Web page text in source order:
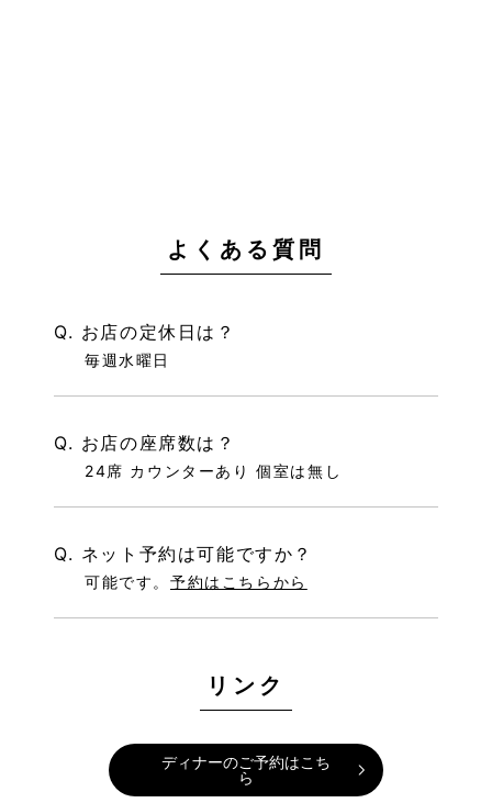
よくある質問
Q. お店の定休日は？
毎週水曜日
Q. お店の座席数は？
24席 カウンターあり 個室は無し
Q. ネット予約は可能ですか？
可能です。 予約はこちらから
リンク
ディナーのご予約はこち
ら